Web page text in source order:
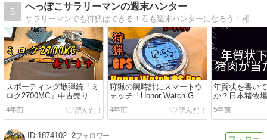
5
へっぽこサラリーマンの週末ハンター
スポーティング散弾銃「ミ
ロク2700MC」中古売りま
す！
4年前
狩猟の腕時計にスマートウ
ォッチ「Honor Watch GS
Pro 」を導入
4年前
年賀状を書い
か？日本猪牧
ゼントキャン
てるぞ！
5年前
1874102 2